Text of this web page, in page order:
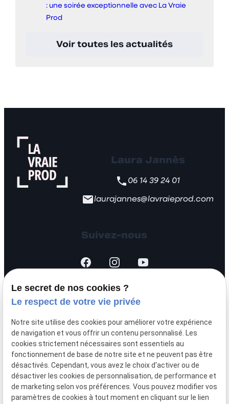
: une soirée exceptionnelle avec La Vraie
Prod
Voir toutes les actualités
Laura Jannès
06 14 39 24 01
laurajannes@lavraieprod.com
Suivez-nous
Mentions légales
Politique de
confidentialité
Gestion Plan du
Le secret de nos cookies ?
Le respect de votre vie privée
Notre site utilise des cookies pour améliorer votre expérience
de navigation et vous offrir un contenu personnalisé. Les
cookies strictement nécessaires sont essentiels au
fonctionnement de base de notre site et ne peuvent pas être
désactivés. Cependant, vous avez le choix d'activer ou de
désactiver les cookies de personnalisation, de performance et
de marketing selon vos préférences. Vous pouvez modifier vos
paramètres de cookies à tout moment en cliquant sur le lien